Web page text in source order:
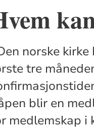
norske
tre
blir en
medlemskap i